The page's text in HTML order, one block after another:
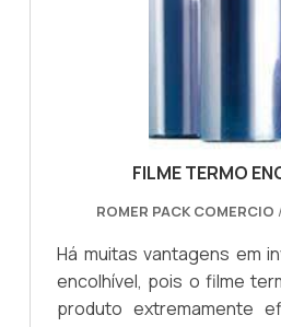
com facilidade, pois o
FILME TERMO
ROMER PACK COMERCIO
Há muitas vantagens em
encolhível, pois o filme
produto extremamente